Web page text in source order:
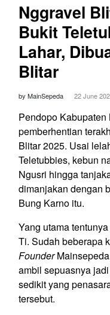
Nggravel
Bukit
Lahar,
Blitar
by MainSepeda 22 June
Pendopo
pemberhentian
Blitar 2025. Usai
Teletubbies, kebun
Ngusri hingga
dimanjakan dengan
Bung Karno itu.
Yang utama
Ti. Sudah beberapa
Founder
ambil sepuasnya
sedikit yang
tersebut.